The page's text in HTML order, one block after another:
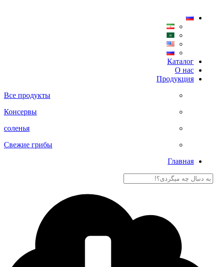
Каталог
О нас
Продукция
Все продукты
Консервы
соленья
Свежие грибы
Главная